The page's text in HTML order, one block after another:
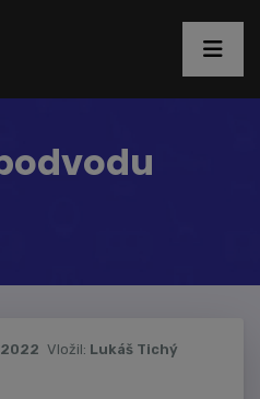
2022 Vložil: Lukáš Tichý